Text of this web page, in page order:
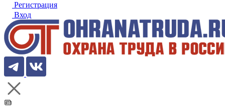
Регистрация
Вход